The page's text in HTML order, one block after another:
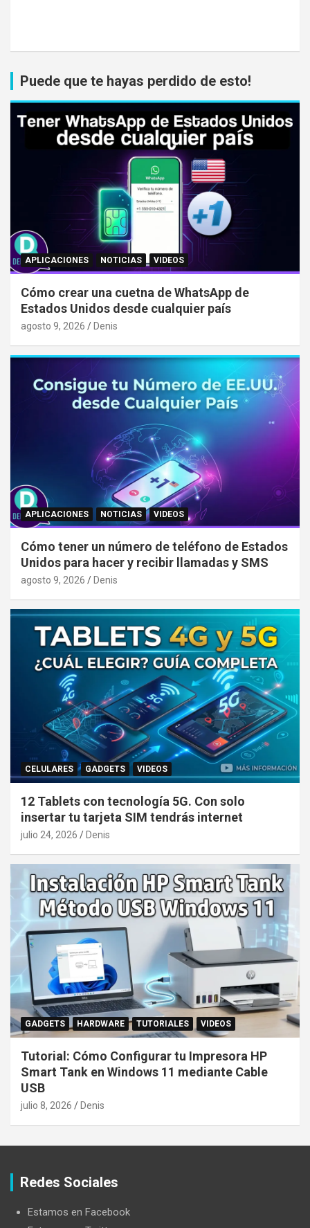
Puede que te hayas perdido de esto!
APLICACIONES NOTICIAS VIDEOS
Cómo crear una cuetna de WhatsApp de
Estados Unidos desde cualquier país
agosto 9, 2026 Denis
APLICACIONES NOTICIAS VIDEOS
Cómo tener un número de teléfono de Estados
Unidos para hacer y recibir llamadas y SMS
agosto 9, 2026 Denis
CELULARES GADGETS VIDEOS
12 Tablets con tecnología 5G. Con solo
insertar tu tarjeta SIM tendrás internet
julio 24, 2026 Denis
GADGETS HARDWARE TUTORIALES VIDEOS
Tutorial: Cómo Configurar tu Impresora HP
Smart Tank en Windows 11 mediante Cable
USB
julio 8, 2026 Denis
Redes Sociales
Estamos en Facebook